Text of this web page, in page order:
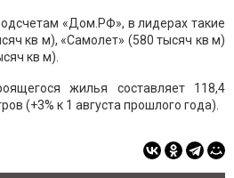
«Дом.РФ», в лидерах такие
кв м), «Самолет» (580 тысяч кв м)
кв м).
жилья составляет 118,4
(+3% к 1 августа прошлого года).